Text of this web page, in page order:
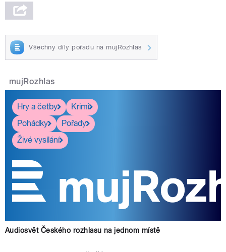
Všechny díly pořadu na mujRozhlas
mujRozhlas
Hry a četby
Krimi
Pohádky
Pořady
Živé vysílání
Audiosvět Českého rozhlasu na jednom místě